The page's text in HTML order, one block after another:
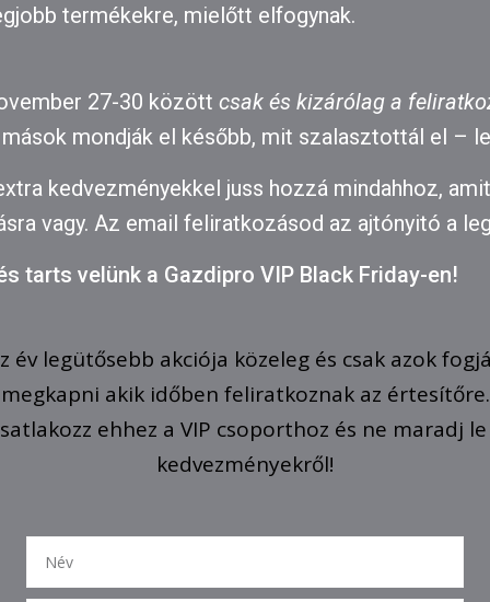
termékekre, mielőtt elfogynak.
27-30 között csak és kizárólag a
mondják el később, mit szalasztottál el –
kedvezményekkel juss hozzá mindahhoz,
vagy. Az email feliratkozásod az ajtónyitó a
tarts velünk a Gazdipro VIP Black Friday-en!
év legütősebb akciója közeleg és csak azok
megkapni akik időben feliratkoznak az értesítőre.
ehhez a VIP csoporthoz és ne maradj le
kedvezményekről!